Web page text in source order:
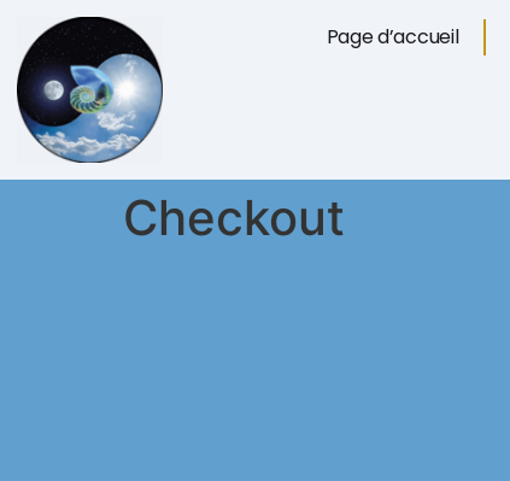
Page d’accueil
Checkout